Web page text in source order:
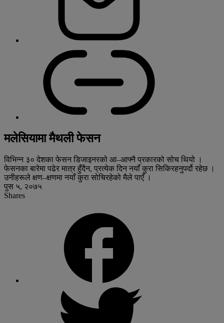
मलेसियामा मैथली फेसन
विभिन्न ३० देशका फेसन डिजाइनरको आ–आफ्नै प्रकारको सोच थियो ।
फेसनका बारेमा पढेर मात्र हुँदैन, प्रत्येक दिन नयाँ कुरा सिकिरहनुपर्दो रहेछ ।
उनीहरूले क्षण–क्षणमा नयाँ कुरा सोचिरहेको मैले पाएँ ।
पुस ५, २०७५
Shares